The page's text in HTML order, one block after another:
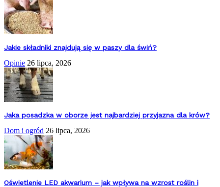
Jakie składniki znajdują się w paszy dla świń?
Opinie 26 lipca, 2026
Jaka posadzka w oborze jest najbardziej przyjazna dla krów?
Dom i ogród 26 lipca, 2026
Oświetlenie LED akwarium – jak wpływa na wzrost roślin i